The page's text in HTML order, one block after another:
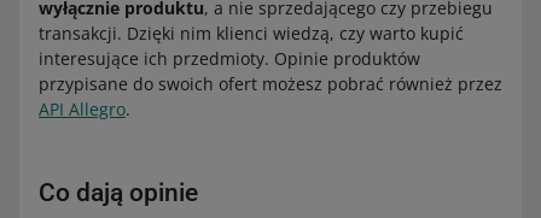
wyłącznie produktu, a nie sprzedającego czy przebiegu
transakcji. Dzięki nim klienci wiedzą, czy warto kupić
interesujące ich przedmioty. Opinie produktów
przypisane do swoich ofert możesz pobrać również przez
API Allegro.
Co dają opinie